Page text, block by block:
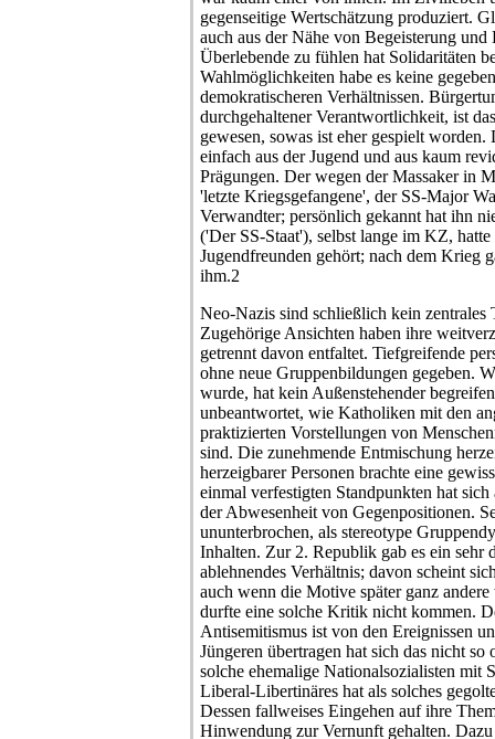
gegenseitige Wertschätzung produziert.
auch aus der Nähe von Begeisterung und
Überlebende zu fühlen hat Solidaritäten
Wahlmöglichkeiten habe es keine
demokratischeren Verhältnissen.
durchgehaltener Verantwortlichkeit, ist
gewesen, sowas ist eher gespielt
einfach aus der Jugend und aus kaum
Prägungen. Der wegen der Massaker in
'letzte Kriegsgefangene', der SS-Major
Verwandter; persönlich gekannt hat ihn
('Der SS-Staat'), selbst lange im KZ,
Jugendfreunden gehört; nach dem Krieg
ihm.2
Neo-Nazis sind schließlich kein zentrales Thema mehr gewesen. Zugehörige Ansichten haben ihre weitverzweigte Wirkungsgeschichte getrennt davon entfaltet. Tiefgreifende persönliche Konflikte hat es auch ohne neue Gruppenbildungen gegeben. Was jeweils als Verrat eingestuft wurde, hat kein Außenstehender begreifen können. Es blieb auch unbeantwortet, wie Katholiken mit den angekündigten und dann praktizierten Vorstellungen von Menschenrechten zurechtgekommen sind. Die zunehmende Entmischung herzeigbarer und weniger herzeigbarer Personen brachte eine gewisse Normalisierung. Treue zu einmal verfestigten Standpunkten hat sich anders geäußert, klimatisch, in der Abwesenheit von Gegenpositionen. Selbst das wiederholt sich ununterbrochen, als stereotype Gruppendynamik, unabhängig von Inhalten. Zur 2. Republik gab es ein sehr distanziertes, oft aggressiv-ablehnendes Verhältnis; davon scheint sich einiges vererbt zu haben, auch wenn die Motive später ganz andere waren. Nur von Künstlern durfte eine solche Kritik nicht kommen. Der 'normale' österreichische Antisemitismus ist von den Ereignissen unberührt geblieben. Auf die Jüngeren übertragen hat sich das nicht so ohne weiteres, auch nicht, daß solche ehemalige Nationalsozialisten mit Sozialistischem, und auch Liberal-Libertinäres hat als solches gegolten, nichts zu tun haben wollten. Dessen fallweises Eingehen auf ihre Themen haben sie für eine Hinwendung zur Vernunft gehalten. Dazu Ernst Jünger, mit Worten diese Art sich laufend neu konstituierender Wirklichkeit vorwegnehmend: 'Die Bewegung von der extremen Linken zur Rechten bringt mehr Realität, mehr Kenntnis der politischen Grundprinzipien mit sich als die umgekehrte Wendung, bei der die Phrasen schwieriger abzustreifen sind.' Trotzdem war der Krieg mit Rußland, das absurder Weise für die Schutzmacht aller eher linken Ideen gehalten wurde, - neben 'der Sache mit den Juden', der 'schlechten Behandlung' der Polen, der Ukrainer - als Anfang vom Ende eingeschätzt worden. Ohne solche 'Fehler' hätte es den ersehnten großen, überlegenen, autoritären Staat geben können, als das neue, von einem Deutsch-Österreicher geschaffene Reich, aus dem ein ideales christliches Römisches Reich deutscher Nation werden sollte. Das ist als die eigentliche Mission hingestellt worden, um sich als Deutscher endlich vollwertig, also überlegen, vorzukommen. Der Angriffskrieg war eine Verteidigung. Deswegen hat auch die nur leicht desillusionierte Übertragung auf Amerika so gut funktioniert. Zur Entlastung ist die eklatante Modernität des NS-Systems von sonderbar agrarischen Vorstellungen überlagert geblieben, mit der von oben beschützten Idylle als zentraler Fiktion. Im folkloristischen Selbstbild Österreichs hat sich davon, einschließlich der bis Waldheim dauernden anti-urbanen Schweigsamkeit, mehr erhalten als anderswo. Geschwiegen wird auch jetzt noch genug. Diverse Nahverhältnisse machen offenkundig, daß es primär um den Machterhalt von Aufsteigern gegangen ist, die diesen Aufstieg von den politischen Umständen, denen er zu verdanken war, abgekoppelt haben. Die extrem erlebte Unvereinbarkeit von Moral und Politik hat sogar das Gefühl bestärkt, weiterhin einer moralischen Elite anzugehören. Die gängige Ablehnung von Parteifunktionären dürfte mit dieser Selbsterfahrung zu tun haben. Nochmals einer Partei beizutreten war undenkbar. Der Zugang zu neuen Möglichkeiten hat sich mit den alten Verbindungen ohnehin sichern lassen, nur die Bezugssfelder haben sich langsam verschoben. Von jenen, die wieder weiter ins öffentliche Leben, in die Medien, vorgedrungen sind, kamen auch keine substantiell anderen Beiträge (schon gar nicht von Gerd Bacher, Hans Dichand & Co., selbst Bruno Kreisky hat allzu oft dazupassende Standpunkte eingenommen). Privat war der Ton durchwegs radikaler, als öffentlich erkennbar wurde. Für den wachsenden Wohlstand ist das alles hingenommen worden. Der Vorrang der Ökonomie hat sich sozusagen von selbst ergeben. Ergeben hat sich auch, als Abbild allgemeiner Befindlichkeiten, daß bei vielen Nutznießern dieser Entwicklungen Phasen liberal erscheinender Läuterungsprozesse in zunehmendem Alter wieder von hervorbrechender Beschränktheit abgelöst worden sind, mit der 'Kronen Zeitung' als täglichem Konzentrat solcher Ressentiments. Aus privilegierten Leben hat eben auch unter den neuen Umständen nichts anderes mehr werden können. Der Bankrott von Erziehung, Bildung, Disziplin, Religiosität wurde nie als solcher empfunden. Entsetzen oder Trauer ist nicht spürbar geworden. Jede öffentliche Distanzierung galt als Opportunismus. Die Beschuldigungen wurden einfach nicht verstanden. Schon den miterlebten Unmenschlichkeiten gegenüber muß es daher ein eklatantes Ausmaß an Gleichgültigkeit gegeben haben. Die Mehrheit und die hier beschriebene Minderheit haben